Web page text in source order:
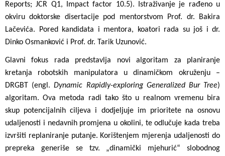
Reports; JCR Q1, Impact factor 10.5). Istraživanje je rađeno u
okviru doktorske disertacije pod mentorstvom Prof. dr. Bakira
Lačevića. Pored kandidata i mentora, koatori rada su još i dr.
Dinko Osmanković i Prof. dr. Tarik Uzunović.
Glavni fokus rada predstavlja novi algoritam za planiranje
kretanja robotskih manipulatora u dinamičkom okruženju –
DRGBT (engl.Dynamic Rapidly-exploring Generalized Bur Tree)
algoritam. Ova metoda radi tako što u realnom vremenu bira
skup potencijalnih ciljeva i dodjeljuje im prioritete na osnovu
udaljenosti i nedavnih promjena u okolini, te odlučuje kada treba
izvršiti replaniranje putanje. Korištenjem mjerenja udaljenosti do
prepreka generiše se tzv. „dinamički mjehurić“ slobodnog